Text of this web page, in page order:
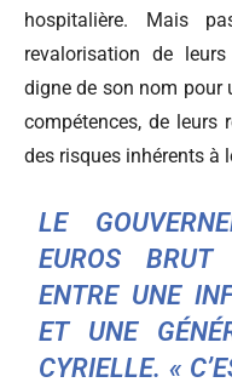
hospitalière. Mais
revalorisation de
digne de son nom pour
compétences, de leurs
des risques inhérents à
LE
EUROS BRUT
ENTRE UNE
ET UNE
CYRIELLE. «